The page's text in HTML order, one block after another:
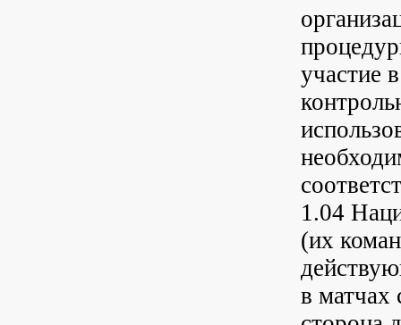
участие
1.04
(их
в